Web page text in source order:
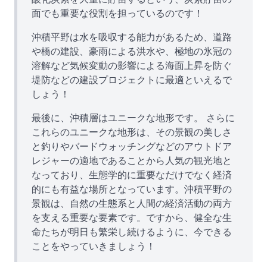
面でも重要な役割を担っているのです！
沖積平野は水を吸収する能力があるため、道路
や橋の建設、豪雨による洪水や、極地の氷冠の
溶解など気候変動の影響による海面上昇を防ぐ
堤防などの建設プロジェクトに最適といえるで
しょう！
最後に、沖積層はユニークな地形です。 さらに
これらのユニークな地形は、その景観の美しさ
と釣りやバードウォッチングなどのアウトドア
レジャーの適地であることから人気の観光地と
なっており、生態学的に重要なだけでなく経済
的にも有益な場所となっています。沖積平野の
景観は、自然の生態系と人間の経済活動の両方
を支える重要な要素です。ですから、健全な生
命たちが明日も繁栄し続けるように、今できる
ことをやっていきましょう！